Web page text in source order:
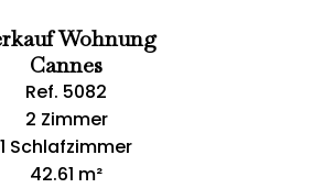
Wohnung
Cannes
Ref. 5082
2 Zimmer
1 Schlafzimmer
42.61 m²